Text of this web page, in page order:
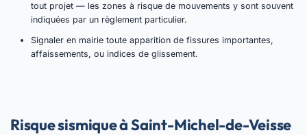
tout projet — les zones à risque de mouvements y sont souvent
indiquées par un règlement particulier.
Signaler en mairie toute apparition de fissures importantes,
affaissements, ou indices de glissement.
Risque sismique à Saint-Michel-de-Veisse